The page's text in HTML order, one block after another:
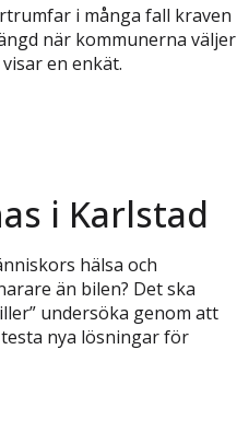
i många fall kraven
när kommunerna väljer
en enkät.
i Karlstad
hälsa och
än bilen? Det ska
undersöka genom att
nya lösningar för